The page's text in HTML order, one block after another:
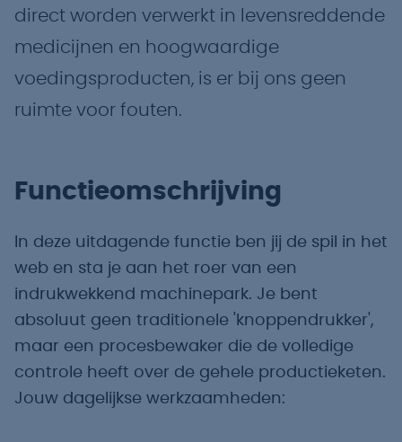
direct worden verwerkt in levensreddende
medicijnen en hoogwaardige
voedingsproducten, is er bij ons geen
ruimte voor fouten.
Functieomschrijving
In deze uitdagende functie ben jij de spil in het
web en sta je aan het roer van een
indrukwekkend machinepark. Je bent
absoluut geen traditionele 'knoppendrukker',
maar een procesbewaker die de volledige
controle heeft over de gehele productieketen.
Jouw dagelijkse werkzaamheden: